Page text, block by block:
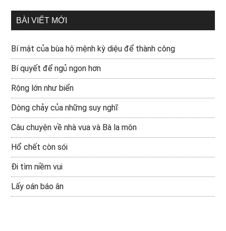
BÀI VIẾT MỚI
Bí mật của bùa hộ mệnh kỳ diệu để thành công
Bí quyết để ngủ ngon hơn
Rộng lớn như biển
Dòng chảy của những suy nghĩ
Câu chuyện về nhà vua và Bà la môn
Hổ chết còn sói
Đi tìm niềm vui
Lấy oán báo ân